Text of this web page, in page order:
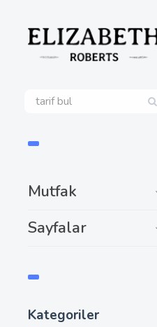
Mutfak
Sayfalar
Kategoriler